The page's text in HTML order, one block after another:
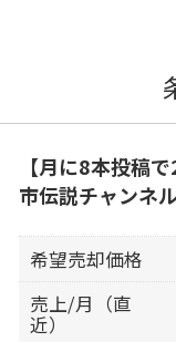
【月に8本投稿
市伝説チャンネル
希望売却価格
売上/月（直
近）